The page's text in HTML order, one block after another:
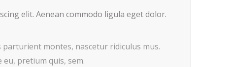
elit. Aenean commodo ligula eget dolor.
montes, nascetur ridiculus mus.
eu, pretium quis, sem.